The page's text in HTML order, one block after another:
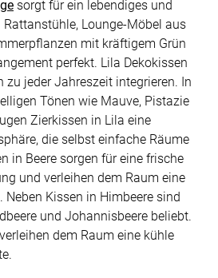
sorgt für ein lebendiges und
Lounge-Möbel aus
mit kräftigem Grün
perfekt. Lila Dekokissen
zu jeder Jahreszeit integrieren. In
Tönen wie Mauve, Pistazie
Zierkissen in Lila eine
die selbst einfache Räume
in Beere sorgen für eine frische
und verleihen dem Raum eine
Neben Kissen in Himbeere sind
und Johannisbeere beliebt.
dem Raum eine kühle